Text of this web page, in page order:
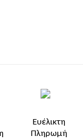
Ευέλικτη
Πληρωμή